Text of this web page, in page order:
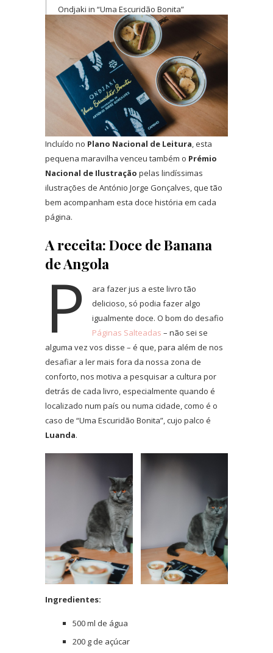
Ondjaki in “Uma Escuridão Bonita”
Incluído no Plano Nacional de Leitura, esta
pequena maravilha venceu também o Prémio
Nacional de Ilustração pelas lindíssimas
ilustrações de António Jorge Gonçalves, que tão
bem acompanham esta doce história em cada
página.
A receita: Doce de Banana
de Angola
P
ara fazer jus a este livro tão
delicioso, só podia fazer algo
igualmente doce. O bom do desafio
Páginas Salteadas – não sei se
alguma vez vos disse – é que, para além de nos
desafiar a ler mais fora da nossa zona de
conforto, nos motiva a pesquisar a cultura por
detrás de cada livro, especialmente quando é
localizado num país ou numa cidade, como é o
caso de “Uma Escuridão Bonita”, cujo palco é
Luanda.
Ingredientes:
500 ml de água
200 g de açúcar